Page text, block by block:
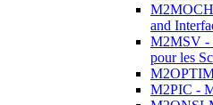
and
M2MSV -
pour les
M2PIC -